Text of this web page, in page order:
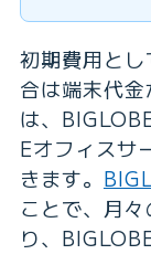
初期費用と
合は端末代
は、
Eオフィスサ
きます。
ことで、月
り、